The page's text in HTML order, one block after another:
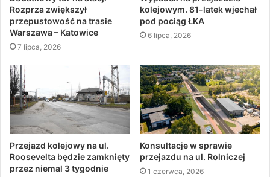
Rozprza zwiększył
przepustowość na trasie
Warszawa – Katowice
7 lipca, 2026
kolejowym. 81-latek wjechał
pod pociąg ŁKA
6 lipca, 2026
Przejazd kolejowy na ul.
Roosevelta będzie zamknięty
przez niemal 3 tygodnie
Konsultacje w sprawie
przejazdu na ul. Rolniczej
1 czerwca, 2026